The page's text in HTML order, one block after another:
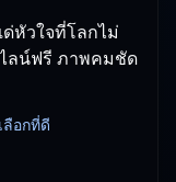
หัวใจที่โลกไม่
ลน์ฟรี ภาพคมชัด
ลือกที่ดี